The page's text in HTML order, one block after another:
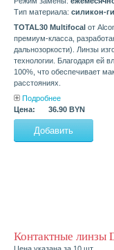
Тип материала: силикон-
TOTAL30 Multifocal от
премиум-класса,
дальнозоркости). Линзы
технологии. Благодаря ей
100%, что обеспечивает
расстояниях.
Подробнее
36.90 BYN
Цена:
Контактные линзы